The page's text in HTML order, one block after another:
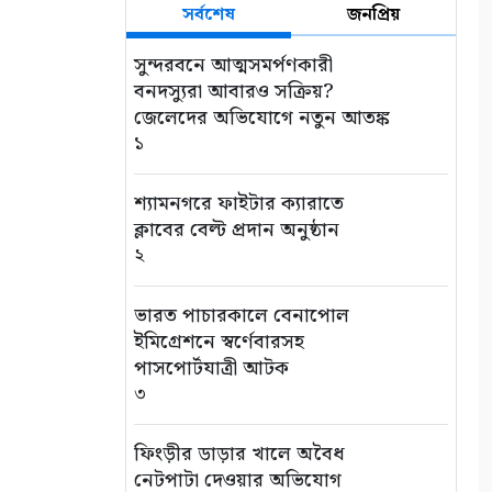
সর্বশেষ জনপ্রিয়
সুন্দরবনে আত্মসমর্পণকারী
বনদস্যুরা আবারও সক্রিয়?
জেলেদের অভিযোগে নতুন আতঙ্ক
১
শ্যামনগরে ফাইটার ক্যারাতে
ক্লাবের বেল্ট প্রদান অনুষ্ঠান
২
ভারত পাচারকালে বেনাপোল
ইমিগ্রেশনে স্বর্ণেবারসহ
পাসপোর্টযাত্রী আটক
৩
ফিংড়ীর ডাড়ার খালে অবৈধ
নেটপাটা দেওয়ার অভিযোগ